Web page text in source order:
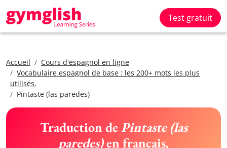
Test gratuit
Accueil
Cours d'espagnol en ligne
Vocabulaire espagnol de base : les 200+ mots les plus
utilisés.
Pintaste (las paredes)
Traduction dePintaste (las
paredes)en français.